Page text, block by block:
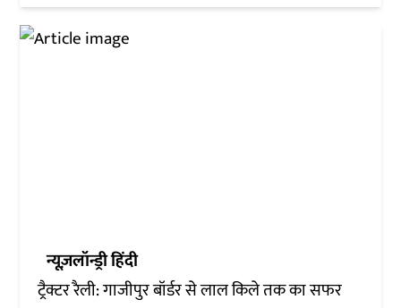
न्यूज़लॉन्ड्री हिंदी
ट्रैक्टर रैली: गाजीपुर बॉर्डर से लाल किले तक का सफर